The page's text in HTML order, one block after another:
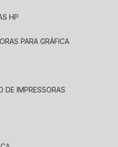
HP
PARA GRÁFICA
DE IMPRESSORAS